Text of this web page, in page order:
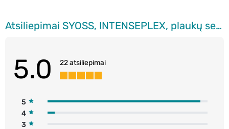
Atsiliepimai SYOSS, INTENSEPLEX, plaukų serumas, 100 ml
5.0 22 atsiliepimai
5
4
3